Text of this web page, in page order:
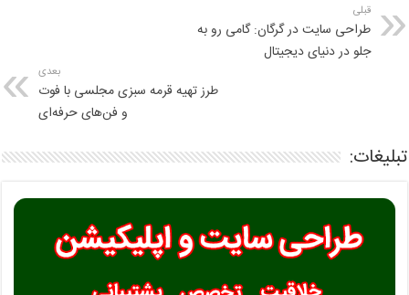
قبلی
طراحی سایت در گرگان: گامی رو به
جلو در دنیای دیجیتال
بعدی
طرز تهیه قرمه سبزی مجلسی با فوت
و فن‌های حرفه‌ای
تبلیغات: